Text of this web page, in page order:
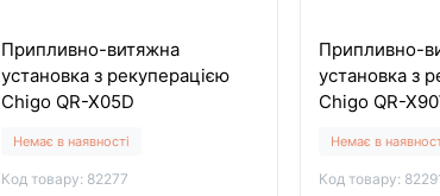
Припливно-витяжна
установка з рекуперацією
Chigo QR-X05D
Немає в наявності
Код товару: 82277
Припливно-
установка з
Chigo QR-
Немає в
Код товару: